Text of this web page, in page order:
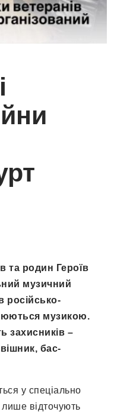
та родин Героїв
музичний
російсько-
музикою.
захисників –
бас-
у спеціально
лише відточують